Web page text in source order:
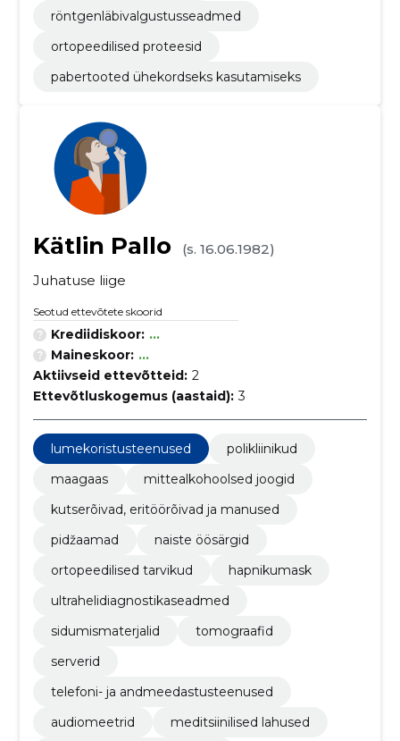
röntgenläbivalgustusseadmed
ortopeedilised proteesid
pabertooted ühekordseks kasutamiseks
Kätlin Pallo
(s. 16.06.1982)
Juhatuse liige
Seotud ettevõtete skoorid
Krediidiskoor: ...
Maineskoor: ...
Aktiivseid ettevõtteid: 2
Ettevõtluskogemus (aastaid): 3
lumekoristusteenused
polikliinikud
maagaas
mittealkohoolsed joogid
kutserõivad, eritöörõivad ja manused
pidžaamad
naiste öösärgid
ortopeedilised tarvikud
hapnikumask
ultrahelidiagnostikaseadmed
sidumismaterjalid
tomograafid
serverid
telefoni- ja andmeedastusteenused
audiomeetrid
meditsiinilised lahused